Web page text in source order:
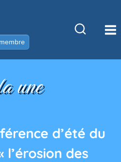
une
d’été du
l’érosion des